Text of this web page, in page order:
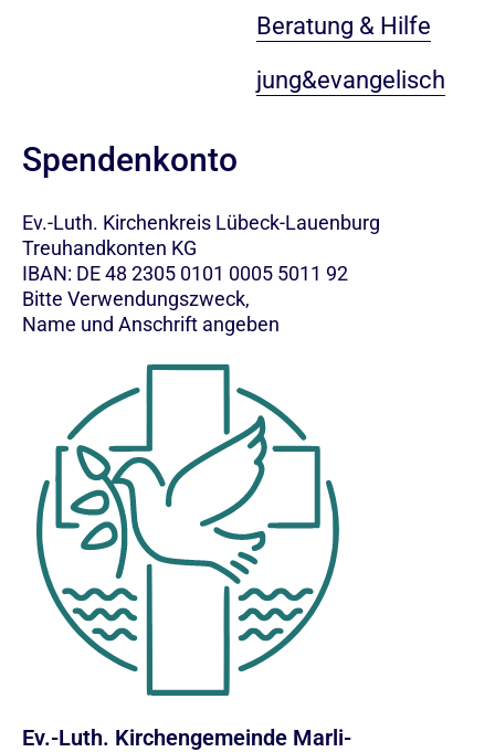
Beratung & Hilfe
jung&evangelisch
Spendenkonto
Ev.-Luth. Kirchenkreis Lübeck-Lauenburg
Treuhandkonten KG
IBAN: DE 48 2305 0101 0005 5011 92
Bitte Verwendungszweck,
Name und Anschrift angeben
Ev.-Luth. Kirchengemeinde Marli-